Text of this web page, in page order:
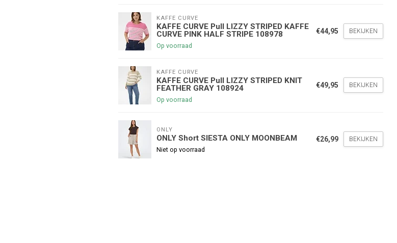
KAFFE CURVE
KAFFE CURVE Pull LIZZY STRIPED KAFFE
CURVE PINK HALF STRIPE 108978
Op voorraad
€44,95 BEKIJKEN
KAFFE CURVE
KAFFE CURVE Pull LIZZY STRIPED KNIT
FEATHER GRAY 108924
Op voorraad
€49,95 BEKIJKEN
ONLY
ONLY Short SIESTA ONLY MOONBEAM
Niet op voorraad
€26,99 BEKIJKEN
€5,00 korting op je volgende bestelling
😀
Je korting is geldig bij een minimale bestelwaarde van €45,00